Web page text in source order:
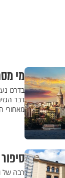
מי
בדרכו
דבר
רבה של